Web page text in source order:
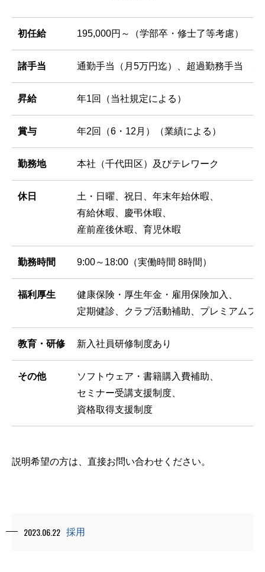
初任給 195,000円～（学部卒・修士了等考慮）
諸手当 通勤手当（月5万円迄）、超過勤務手当 ほ
昇給 年1回（当社規定による）
賞与 年2回（6・12月）（業績による）
勤務地 本社（千代田区）及びテレワーク
休日
土・日曜、祝日、年末年始休暇、
有給休暇、慶弔休暇、
産前産後休暇、育児休暇
勤務時間 9:00～18:00（実働時間 8時間）
福利厚生
健康保険・厚生年金・雇用保険加入、
定期健診、クラブ活動補助、プレミアムフ
教育・研修 新入社員研修制度あり
その他
ソフトウェア・書籍購入費補助、
セミナー受講支援制度、
資格取得支援制度
説明希望の方は、直接お問い合わせください。
2023.06.22 採用